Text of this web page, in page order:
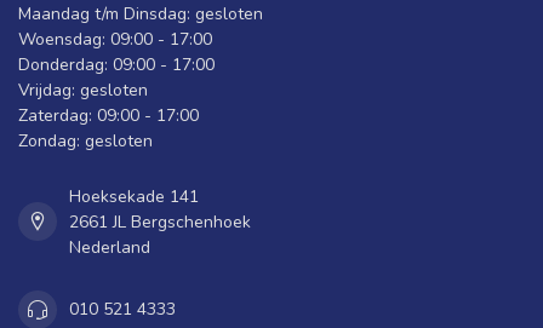
Maandag t/m Dinsdag: gesloten
Woensdag: 09:00 - 17:00
Donderdag: 09:00 - 17:00
Vrijdag: gesloten
Zaterdag: 09:00 - 17:00
Zondag: gesloten
Hoeksekade 141
2661 JL Bergschenhoek
Nederland
010 521 4333